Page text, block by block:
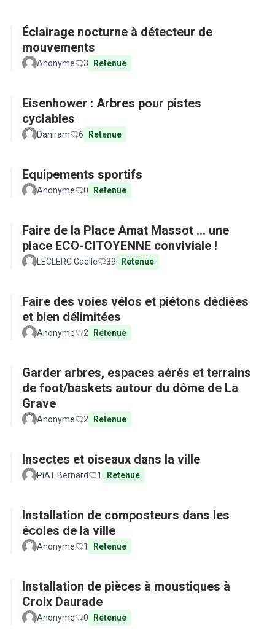
Éclairage nocturne à détecteur de
mouvements
Anonyme 3 Retenue
Eisenhower : Arbres pour pistes
cyclables
Daniram 6 Retenue
Equipements sportifs
Anonyme 0 Retenue
Faire de la Place Amat Massot ... une
place ECO-CITOYENNE conviviale !
LECLERC Gaëlle 39 Retenue
Faire des voies vélos et piétons dédiées
et bien délimitées
Anonyme 2 Retenue
Garder arbres, espaces aérés et terrains
de foot/baskets autour du dôme de La
Grave
Anonyme 2 Retenue
Insectes et oiseaux dans la ville
PIAT Bernard 1 Retenue
Installation de composteurs dans les
écoles de la ville
Anonyme 1 Retenue
Installation de pièces à moustiques à
Croix Daurade
Anonyme 0 Retenue